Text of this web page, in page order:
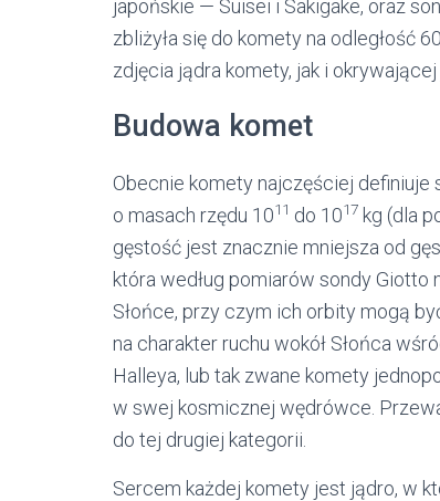
japońskie — Suisei i Sakigake, oraz
zbliżyła się do komety na odległość
zdjęcia jądra komety, jak i okrywającej
Budowa komet
Obecnie komety najczęściej definiuje
o masach rzędu 1011 do 1017 kg (dla
gęstość jest znacznie mniejsza od
która według pomiarów sondy Giotto
Słońce, przy czym ich orbity mogą
na charakter ruchu wokół Słońca
Halleya, lub tak zwane komety
w swej kosmicznej wędrówce.
do tej drugiej kategorii.
Sercem każdej komety jest jądro, w